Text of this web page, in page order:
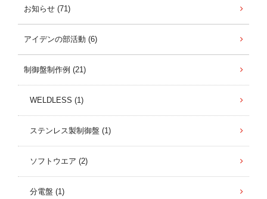
お知らせ (71)
アイデンの部活動 (6)
制御盤制作例 (21)
WELDLESS (1)
ステンレス製制御盤 (1)
ソフトウエア (2)
分電盤 (1)